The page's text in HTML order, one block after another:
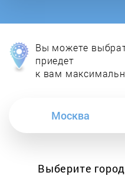
Вы можете
приедет
к вам
Москва
Выберите